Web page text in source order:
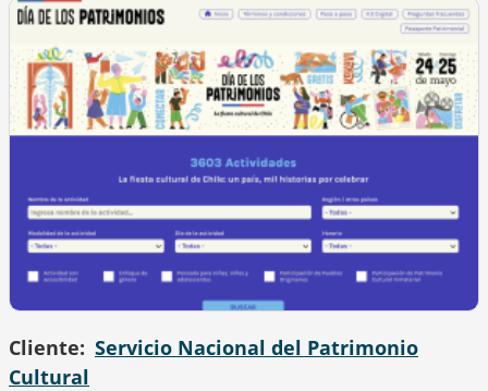
Cliente
Servicio Nacional del Patrimonio
Cultural